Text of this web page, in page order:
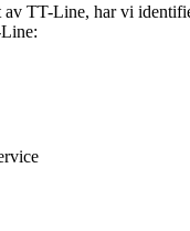
TT-Line, har vi